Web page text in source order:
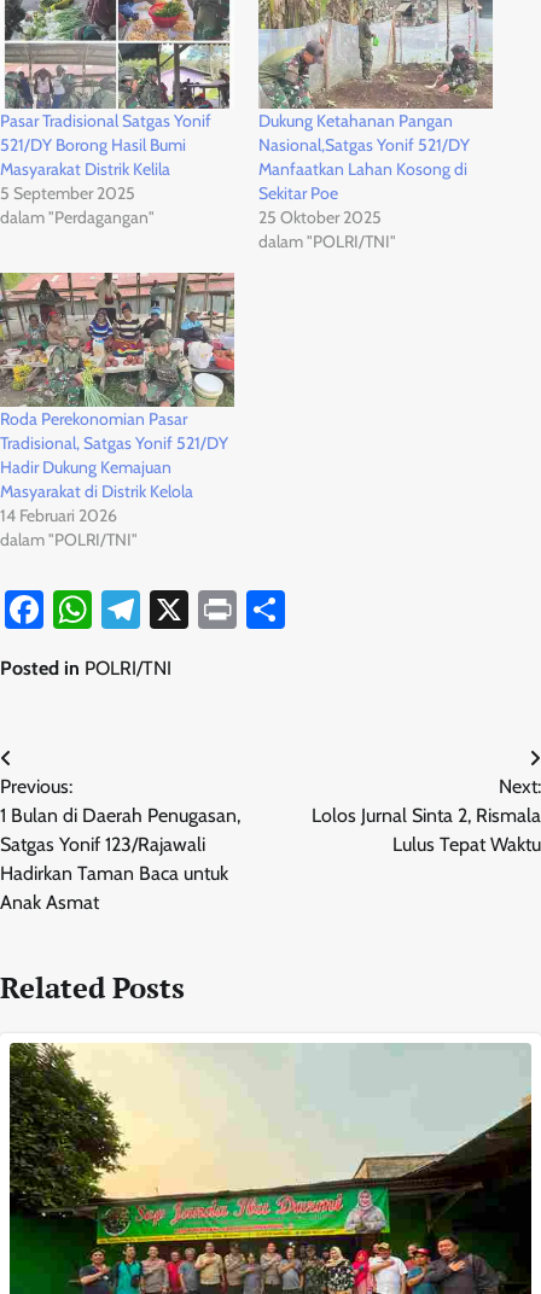
Pasar Tradisional Satgas Yonif
521/DY Borong Hasil Bumi
Masyarakat Distrik Kelila
5 September 2025
dalam "Perdagangan"
Dukung Ketahanan Pangan
Nasional,Satgas Yonif 521/DY
Manfaatkan Lahan Kosong di
Sekitar Poe
25 Oktober 2025
dalam "POLRI/TNI"
Roda Perekonomian Pasar
Tradisional, Satgas Yonif 521/DY
Hadir Dukung Kemajuan
Masyarakat di Distrik Kelola
14 Februari 2026
dalam "POLRI/TNI"
Facebook
WhatsApp
Telegram
X Print
Posted in POLRI/TNI
Navigasi
pos
Previous:
1 Bulan di Daerah Penugasan,
Satgas Yonif 123/Rajawali
Hadirkan Taman Baca untuk
Anak Asmat
Next:
Lolos Jurnal Sinta 2, Rismala
Lulus Tepat Waktu
Related Posts